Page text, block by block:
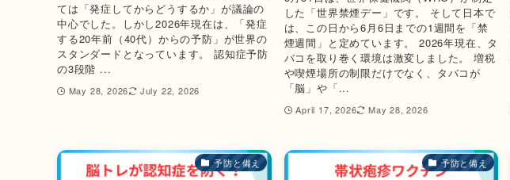
ては「発症してからどうするか」が議論の
中心でした。しかし2026年現在は、「発症
する20年前（40代）からの予防」が世界の
スタンダードとなっています。 認知症予防
の3段階 ...
May 28, 2026 July 22, 2026
した「世界禁煙デー」です。 そして日本で
は、この日から6月6日までの1週間を「禁
煙週間」と定めています。 2026年現在、タ
バコを取り巻く環境は激変しました。 増税
や喫煙場所の制限だけでなく、タバコが
「脳」や「...
April 17, 2026 May 28, 2026
予防と備え 予防と備え